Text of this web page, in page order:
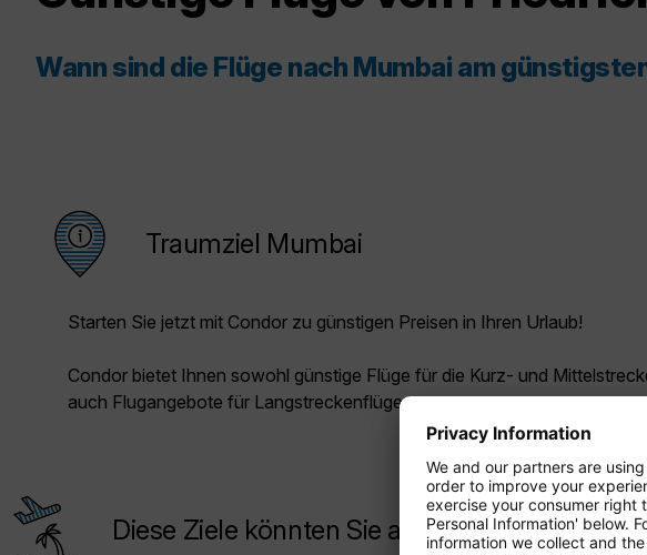
Wann sind die Flüge nach Mumbai am
Traumziel Mumbai
Starten Sie jetzt mit Condor zu günstigen Preisen in Ihren Urlaub!
Condor bietet Ihnen sowohl günstige Flüge für die Kurz- und
auch Flugangebote für Langstreckenflüge.
Diese Ziele könnten Sie auch interessieren